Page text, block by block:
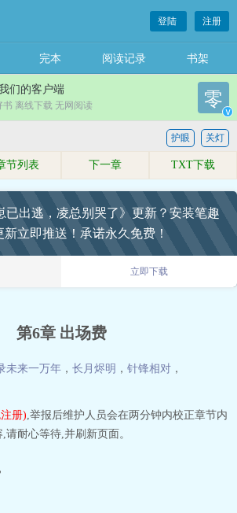
登陆 注册
完本 阅读记录 书架
们的客户端
书 离线下载 无网阅读 零
v
关灯
护眼
节列表 下一章 TXT下载
已出逃，凌总别哭了》更新？安装笔趣
立即推送！承诺永久免费！
立即下载
第6章 出场费
未来一万年 ， 长月烬明 ， 针锋相对 ，
册),举报后维护人员会在两分钟内校正章节内
,请耐心等待,并刷新页面。